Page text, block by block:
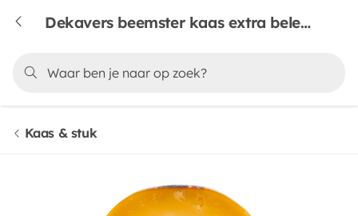
Dekavers beemster kaas extra belegen 48+
Kaas & stuk